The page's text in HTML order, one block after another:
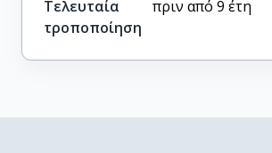
Τελευταία
τροποποίηση
πριν από 9 έτη